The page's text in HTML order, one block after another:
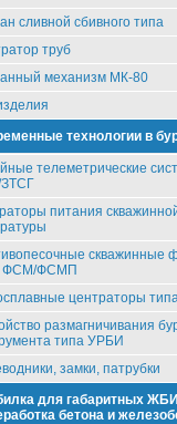
сливной сбивного типа
труб
механизм МК-80
технологии в
телеметрические
питания
скважинные
ФСМ/ФСМП
центраторы
размагничивания
типа УРБИ
замки, патрубки
для габаритных
бетона и